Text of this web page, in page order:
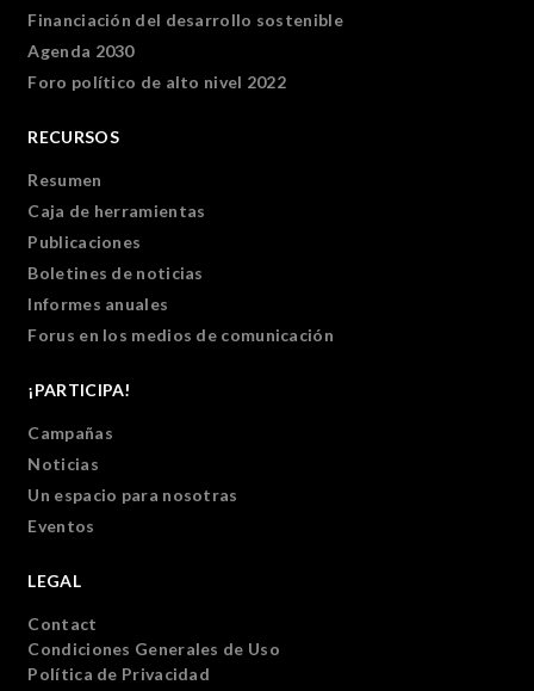
Financiación del desarrollo sostenible
Agenda 2030
Foro político de alto nivel 2022
RECURSOS
Resumen
Caja de herramientas
Publicaciones
Boletines de noticias
Informes anuales
Forus en los medios de comunicación
¡PARTICIPA!
Campañas
Noticias
Un espacio para nosotras
Eventos
LEGAL
Contact
Condiciones Generales de Uso
Política de Privacidad